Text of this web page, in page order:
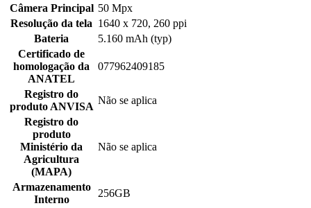
Câmera Principal 50 Mpx
Resolução da tela 1640 x 720, 260 ppi
Bateria
5.160 mAh (typ)
Certificado de
homologação da
ANATEL
077962409185
Registro do
produto ANVISA
Não se aplica
Registro do
produto
Ministério da
Agricultura
(MAPA)
Não se aplica
Armazenamento
Interno
256GB